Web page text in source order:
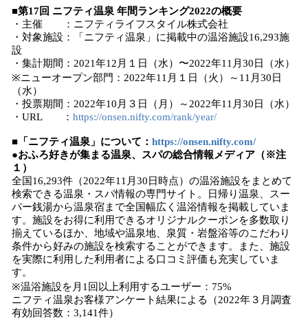
■第17回 ニフティ温泉 年間ランキング2022の概要
・主催 ：ニフティライフスタイル株式会社
・対象施設：「ニフティ温泉」に掲載中の温浴施設16,293施
設
・集計期間：2021年12月１日（水）〜2022年11月30日（水）
※ニューオープン部門：2022年11月１日（火）～11月30日
（水）
・投票期間：2022年10月３日（月）～2022年11月30日（水）
・URL ： https://onsen.nifty.com/rank/year/
■「ニフティ温泉」について： https://onsen.nifty.com/
●おふろ好きが集まる温泉、スパの総合情報メディア（※注
１）
全国16,293件（2022年11月30日時点）の温浴施設をまとめて
検索できる温泉・スパ情報の専門サイト。日帰り温泉、スー
パー銭湯から温泉宿まで全国幅広く温浴情報を掲載していま
す。施設をお得に利用できるオリジナルクーポンを多数取り
揃えているほか、地域や温泉地、泉質・岩盤浴等のこだわり
条件から好みの施設を検索することができます。また、施設
を実際に利用した利用者による口コミ評価も充実していま
す。
※温浴施設を月1回以上利用するユーザー：75%
ニフティ温泉お客様アンケート結果による（2022年３月調査
有効回答数：3,141件）